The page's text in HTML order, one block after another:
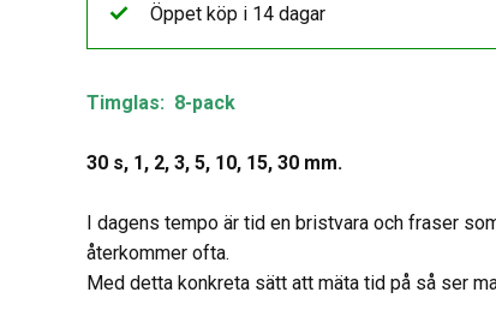
Timglas: 8-pack
30 s, 1, 2, 3, 5, 10, 15, 30 mm.
I dagens tempo är tid en bristvara och fraser
återkommer ofta.
Med detta konkreta sätt att mäta tid på så ser
Öppet köp i 14 dagar